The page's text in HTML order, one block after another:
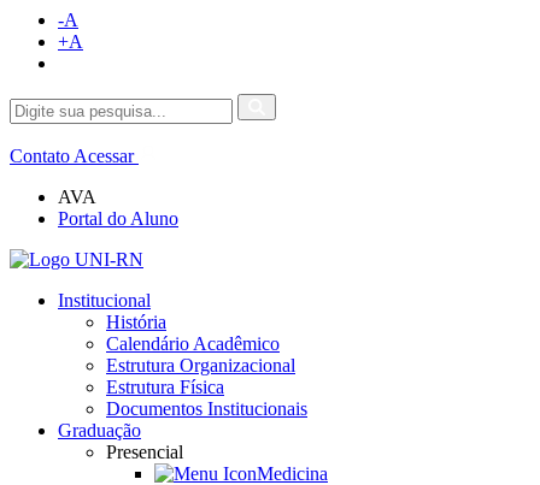
-A
+A
Contato Acessar
AVA
Portal do Aluno
Institucional
História
Calendário Acadêmico
Estrutura Organizacional
Estrutura Física
Documentos Institucionais
Graduação
Presencial
Medicina